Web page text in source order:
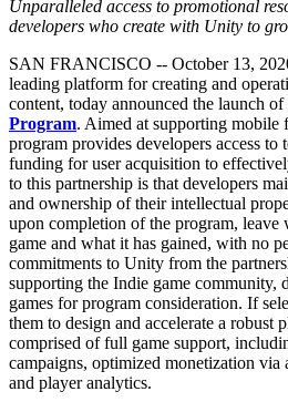
Unity
LiveOps
Анализ после запуска и операции
Развивайте
Привлечение пользователей
Будьте замечены и привлекайте
Встроенные покупки
Управляйте IAP в магазинах и D2C
Монетизация
Соединяйте игроков с
Рекламируйте с помощью Unity
Unity
Примеры использования
Преобразовать опыт в магазине в
Автомобильная отрасль
Увеличьте инновации и
Посмотреть все отрасли
Дополнительная информация
Истории успеха
Истории успеха из реальной жизни
Руководства по лучшим практикам
Советы и хитрости от экспертов
Демонстрационные проекты
Демо-версии, образцы и
Все ресурсы
Что нового
Блог
Обновления, информация и
Новости
Новости, истории и пресс-центр
Присоединяйтесь к разработчикам,
Награды Unity
Празднование Unity-креаторов по
Практические советы и лучшие
Образование
Для студентов
Запустите свою карьеру
Для преподавателей
Улучшите свое преподавание
Лицензия Education Grant
Принесите мощь Unity в ваше
Программы сертификации
Докажите свое мастерство в Unity
Unparalleled access to promotional
developers who create with Unity to
SAN FRANCISCO -- October 13,
leading platform for creating and
content, today announced the launch of
Program. Aimed at supporting mobile
program provides developers access to
funding for user acquisition to
to this partnership is that developers
and ownership of their intellectual
upon completion of the program,
game and what it has gained, with no
commitments to Unity from the
supporting the Indie game community,
games for program consideration. If
them to design and accelerate a robust
comprised of full game support,
campaigns, optimized monetization via
and player analytics.